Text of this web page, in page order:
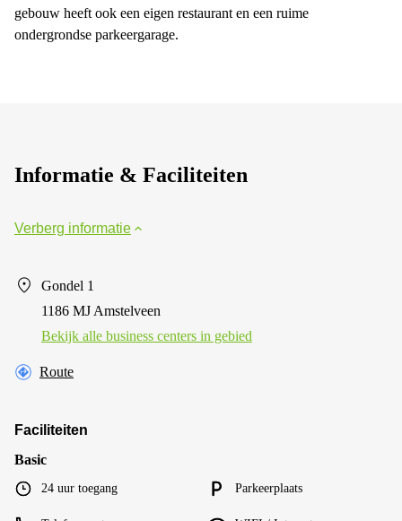
gebouw heeft ook een eigen restaurant en een ruime
ondergrondse parkeergarage.
Informatie & Faciliteiten
Verberg informatie
Gondel 1
1186 MJ Amstelveen
Bekijk alle business centers in gebied
Route
Faciliteiten
Basic
24 uur toegang Parkeerplaats